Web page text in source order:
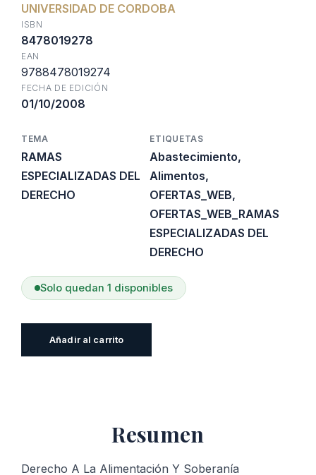
era:
$39.200.
UNIVERSIDAD DE CORDOBA
ISBN
8478019278
EAN
9788478019274
FECHA DE EDICIÓN
01/10/2008
TEMA
RAMAS
ESPECIALIZADAS DEL
DERECHO
ETIQUETAS
Abastecimiento,
Alimentos,
OFERTAS_WEB,
OFERTAS_WEB_RAMAS
ESPECIALIZADAS DEL
DERECHO
Solo quedan 1 disponibles
cantidad
Añadir al carrito
Resumen
Derecho A La Alimentación Y Soberanía